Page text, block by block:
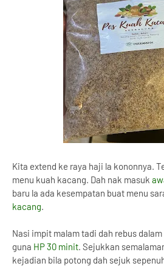
Kita extend ke raya haji la kononnya.
menu kuah kacang. Dah nak masuk
baru la ada kesempatan buat menu
kacang.
Nasi impit malam tadi dah rebus dalam
guna HP 30 minit. Sejukkan
kejadian bila potong dah sejuk